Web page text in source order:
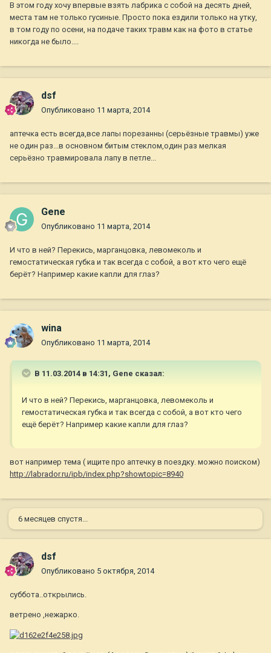
В этом году хочу впервые взять лабрика с собой на десять дней,
места там не только гусиные. Просто пока ездили только на утку,
в том году по осени, на подаче таких травм как на фото в статье
никогда не было....
dsf
Опубликовано 11 марта, 2014
аптечка есть всегда,все лапы порезанны (серьёзные травмы) уже
не один раз...в основном битым стеклом,один раз мелкая
серьёзно травмировала лапу в петле...
Gene
Опубликовано 11 марта, 2014
И что в ней? Перекись, марганцовка, левомеколь и
гемостатическая губка и так всегда с собой, а вот кто чего ещё
берёт? Например какие капли для глаз?
wina
Опубликовано 11 марта, 2014
В 11.03.2014 в 14:31, Gene сказал:
И что в ней? Перекись, марганцовка, левомеколь и
гемостатическая губка и так всегда с собой, а вот кто чего
ещё берёт? Например какие капли для глаз?
вот например тема ( ищите про аптечку в поездку. можно поиском)
http://labrador.ru/ipb/index.php?showtopic=8940
6 месяцев спустя...
dsf
Опубликовано 5 октября, 2014
суббота..открылись.
ветрено ,нежарко.